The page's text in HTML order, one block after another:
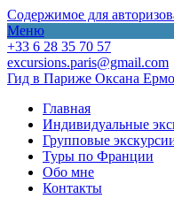
Содержимое для
Меню
+33 6 28 35 70 57
excursions.paris@gmail.com
Гид в Париже Оксана
Главная
Индивидуальные
Групповые
Туры по Франции
Обо мне
Контакты